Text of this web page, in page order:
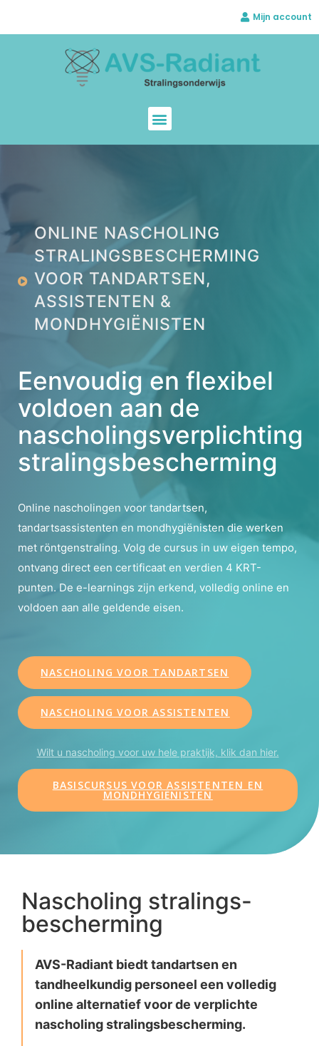
Mijn account
ONLINE NASCHOLING
STRALINGSBESCHERMING
VOOR TANDARTSEN,
ASSISTENTEN &
MONDHYGIËNISTEN
Eenvoudig en flexibel
voldoen aan de
nascholingsverplichting
stralingsbescherming
Online nascholingen voor tandartsen,
tandartsassistenten en mondhygiënisten die werken
met röntgenstraling. Volg de cursus in uw eigen tempo,
ontvang direct een certificaat en verdien 4 KRT-
punten. De e-learnings zijn erkend, volledig online en
voldoen aan alle geldende eisen.
NASCHOLING VOOR TANDARTSEN
NASCHOLING VOOR ASSISTENTEN
Wilt u nascholing voor uw hele praktijk, klik dan hier.
BASISCURSUS VOOR ASSISTENTEN EN
MONDHYGIËNISTEN
Nascholing stralings-
bescherming
AVS-Radiant biedt tandartsen en
tandheelkundig personeel een volledig
online alternatief voor de verplichte
nascholing stralingsbescherming.